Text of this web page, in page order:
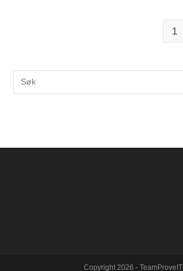
1
Copyright 2026 - TeamProveIT